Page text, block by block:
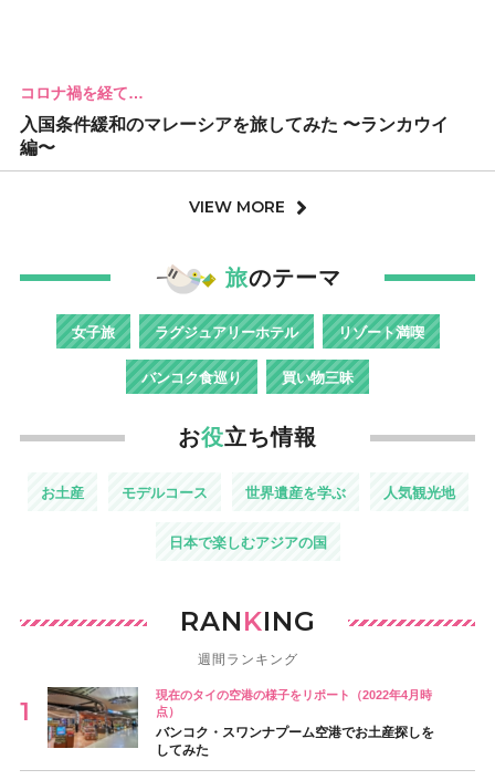
コロナ禍を経て…
入国条件緩和のマレーシアを旅してみた 〜ランカウイ
編〜
VIEW MORE
旅のテーマ
女子旅 ラグジュアリーホテル リゾート満喫
バンコク食巡り 買い物三昧
お役立ち情報
お土産 モデルコース 世界遺産を学ぶ 人気観光地
日本で楽しむアジアの国
RANKING
週間ランキング
現在のタイの空港の様子をリポート（2022年4月時
点）
バンコク・スワンナプーム空港でお土産探しを
してみた